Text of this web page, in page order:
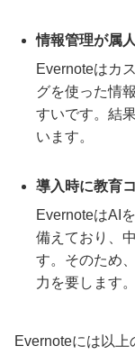
情報管理が属
Evernoteはカ
グを使った情
すいです。結
います。
導入時に教育
EvernoteはAI
備えており、
す。そのため
力を要します。
Evernoteには以上